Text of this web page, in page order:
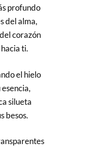
profundo
del alma,
corazón
ti.
el hielo
silueta
besos.